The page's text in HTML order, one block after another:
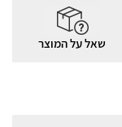
שאל על המוצר